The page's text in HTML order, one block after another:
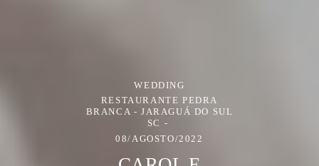
WEDDING
RESTAURANTE PEDRA
BRANCA - JARAGUÁ DO SUL
SC
08/AGOSTO/2022